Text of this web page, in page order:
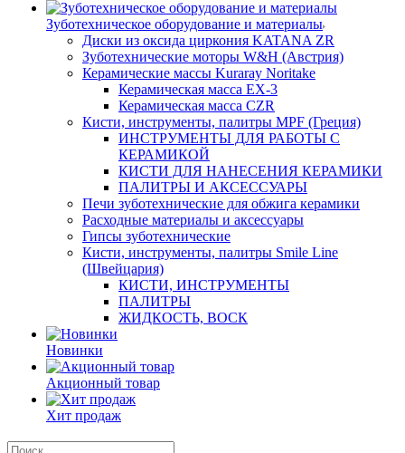
Зуботехническое оборудование и материалы
Диски из оксида циркония KATANA ZR
Зуботехнические моторы W&H (Австрия)
Керамические массы Kuraray Noritake
Керамическая масса EX-3
Керамическая масса CZR
Кисти, инструменты, палитры MPF (Греция)
ИНСТРУМЕНТЫ ДЛЯ РАБОТЫ С
КЕРАМИКОЙ
КИСТИ ДЛЯ НАНЕСЕНИЯ КЕРАМИКИ
ПАЛИТРЫ И АКСЕССУАРЫ
Печи зуботехнические для обжига керамики
Расходные материалы и аксессуары
Гипсы зуботехнические
Кисти, инструменты, палитры Smile Line
(Швейцария)
КИСТИ, ИНСТРУМЕНТЫ
ПАЛИТРЫ
ЖИДКОСТЬ, ВОСК
Новинки
Акционный товар
Хит продаж